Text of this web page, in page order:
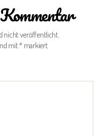
nicht veröffentlicht.
mit*markiert